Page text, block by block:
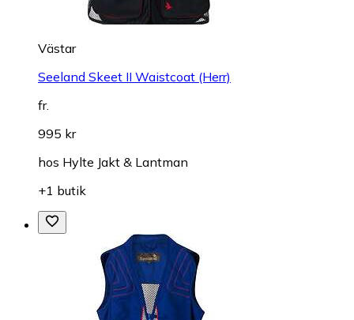
Västar
Seeland Skeet II Waistcoat (Herr)
fr.
995 kr
hos Hylte Jakt & Lantman
+1 butik